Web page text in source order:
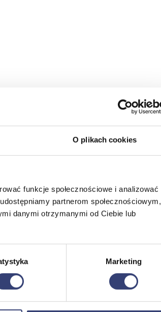
O plikach cookies
funkcje społecznościowe i analizować
partnerom społecznościowym,
danymi otrzymanymi od Ciebie lub
Marketing